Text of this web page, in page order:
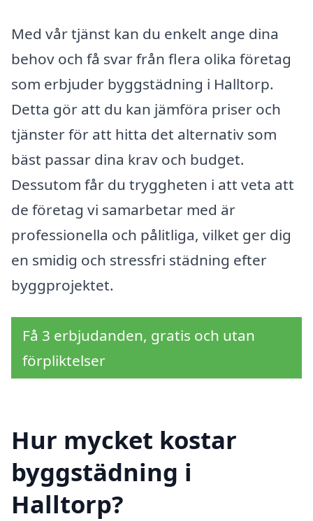
Med vår tjänst kan du enkelt ange dina
behov och få svar från flera olika företag
som erbjuder byggstädning i Halltorp.
Detta gör att du kan jämföra priser och
tjänster för att hitta det alternativ som
bäst passar dina krav och budget.
Dessutom får du tryggheten i att veta att
de företag vi samarbetar med är
professionella och pålitliga, vilket ger dig
en smidig och stressfri städning efter
byggprojektet.
Få 3 erbjudanden, gratis och utan
förpliktelser
Hur mycket kostar
byggstädning i
Halltorp?